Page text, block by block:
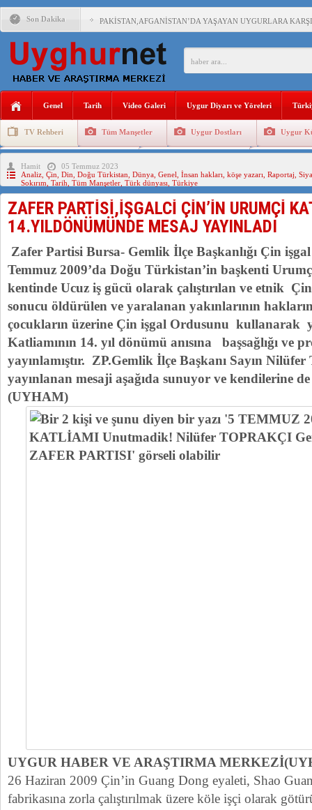
Son Dakika PAKİSTAN,AFGANİSTAN’DA YAŞAYAN UYGURLARA
ÇİN’İN DOĞU TÜRKİSTAN’DAKİ UYGULAMALARI
DİYANET AKADEMİSİ BAŞKANI DOÇ.DR.KAAN : DOĞU
ÇİN’İN UYGUR POLİTİKALARINI ÖVEN DİYANET
MHP’DEN URUMÇİ KATLİAMI MESAJİ : 05.07.2009
ÇİN’İN ANKARA BÜYÜKELÇİSİ JİANG’İN TRABZON
Genel Tarih Video Galeri Uygur Diyarı ve Yöreleri
TV Rehberi Tüm Manşetler Uygur Dostları Uygur
Uygurlarda Düğün ve Cenaze
Hamit
05 Temmuz 2023
Analiz Çin Din Doğu Türkistan Dünya Genel İnsan hakları köşe yazarı Raportaj
Sokırım Tarih Tüm Manşetler Türk dünyası Türkiye
ZAFER PARTİSİ,İŞGALCİ ÇİN’İN URUMÇİ
14.YILDÖNÜMÜNDE MESAJ YAYINLADI
Zafer Partisi Bursa- Gemlik İlçe Başkanlığı Çin
Temmuz 2009’da Doğu Türkistan’in başkenti
kentinde Ucuz iş gücü olarak çalıştırılan ve etnik
sonucu öldürülen ve yaralanan yakınlarının
çocukların üzerine Çin işgal Ordusunu kullanarak
Katliamının 14. yıl dönümü anısına başsağlığı ve
yayınlamıştır. ZP.Gemlik İlçe Başkanı Sayın Nilüfer
yayınlanan mesaji aşağıda sunuyor ve kendilerine
(UYHAM)
UYGUR HABER VE ARAŞTIRMA
26 Haziran 2009 Çin’in Guang Dong eyaleti, Shao
fabrikasına zorla çalıştırılmak üzere köle işçi olarak